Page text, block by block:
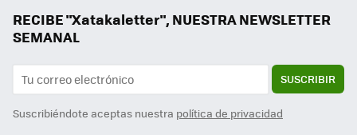
RECIBE "Xatakaletter", NUESTRA NEWSLETTER
SEMANAL
SUSCRIBIR
Suscribiéndote aceptas nuestra política de privacidad